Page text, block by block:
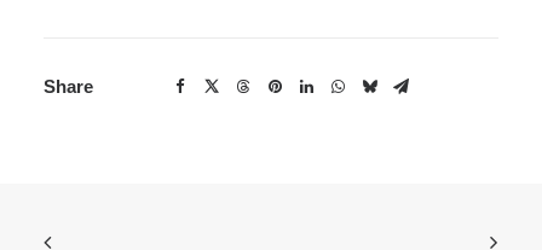
Share